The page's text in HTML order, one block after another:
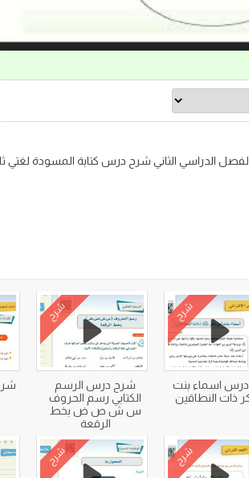
شرح
اسماء بنت
ذات النطاقين
شرح
شرح درس الرسم
الكتابي رسم الحروف
س ش ص ض بخط
الرقعة
شرح شرح